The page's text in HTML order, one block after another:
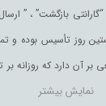
بازگشت” ، ”
روز تأسیس بوده و
بر آن دارد که روزانه
با هر نوع سلیقه را در
نمایش بیشتر